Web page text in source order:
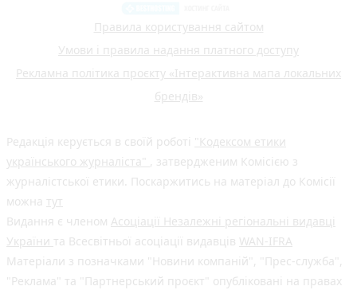
Правила користування сайтом
Умови і правила надання платного доступу
Рекламна політика проєкту «Інтерактивна мапа локальних
брендів»
Редакція керується в своїй роботі "Кодексом етики
українського журналіста" , затвердженим Комісією з
журналістської етики. Поскаржитись на матеріал до Комісії
можна тут
Видання є членом Асоціації Незалежні регіональні видавці
України та Всесвітньої асоціації видавців WAN-IFRA
Матеріали з позначками "Новини компаній", "Прес-служба",
"Реклама" та "Партнерський проєкт" опубліковані на правах